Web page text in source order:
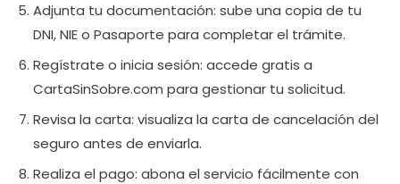
Adjunta tu documentación: sube una copia de tu
DNI, NIE o Pasaporte para completar el trámite.
Regístrate o inicia sesión: accede gratis a
CartaSinSobre.com para gestionar tu solicitud.
Revisa la carta: visualiza la carta de cancelación del
seguro antes de enviarla.
Realiza el pago: abona el servicio fácilmente con